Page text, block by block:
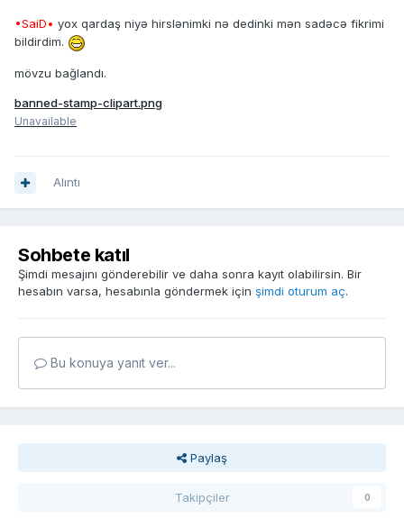
•SaiD• yox qardaş niyə hirslənimki nə dedinki mən sadəcə fikrimi
bildirdim.
mövzu bağlandı.
banned-stamp-clipart.png
Unavailable
Alıntı
Sohbete katıl
Şimdi mesajını gönderebilir ve daha sonra kayıt olabilirsin. Bir
hesabın varsa, hesabınla göndermek için şimdi oturum aç.
Bu konuya yanıt ver...
Paylaş
Takipçiler 0